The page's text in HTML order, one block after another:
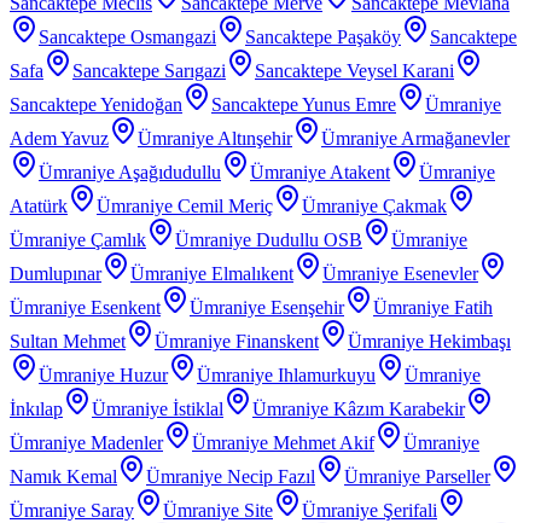
Sancaktepe Osmangazi
Sancaktepe Paşaköy
Sancaktepe
Safa
Sancaktepe Sarıgazi
Sancaktepe Veysel Karani
Sancaktepe Yenidoğan
Sancaktepe Yunus Emre
Ümraniye
Adem Yavuz
Ümraniye Altınşehir
Ümraniye Armağanevler
Ümraniye Aşağıdudullu
Ümraniye Atakent
Ümraniye
Atatürk
Ümraniye Cemil Meriç
Ümraniye Çakmak
Ümraniye Çamlık
Ümraniye Dudullu OSB
Ümraniye
Dumlupınar
Ümraniye Elmalıkent
Ümraniye Esenevler
Ümraniye Esenkent
Ümraniye Esenşehir
Ümraniye Fatih
Sultan Mehmet
Ümraniye Finanskent
Ümraniye Hekimbaşı
Ümraniye Huzur
Ümraniye Ihlamurkuyu
Ümraniye
İnkılap
Ümraniye İstiklal
Ümraniye Kâzım Karabekir
Ümraniye Madenler
Ümraniye Mehmet Akif
Ümraniye
Namık Kemal
Ümraniye Necip Fazıl
Ümraniye Parseller
Ümraniye Saray
Ümraniye Site
Ümraniye Şerifali